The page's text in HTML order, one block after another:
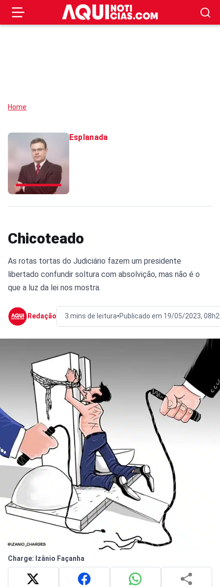
Home
Esplanada
Chicoteado
As rotas tortas do Judiciário fazem um presidente
libertado confundir soltura com absolvição, mas não é o
que a luz da lei nos mostra.
Redação 3 mins de leitura•Publicado em 19/05/2023,
Charge: Izânio Façanha